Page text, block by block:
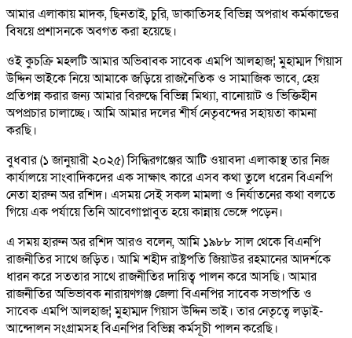
আমার এলাকায় মাদক, ছিনতাই, চুরি, ডাকাতিসহ বিভিন্ন অপরাধ কর্মকান্ডের
বিষয়ে প্রশাসনকে অবগত করা হয়েছে।
ওই কুচক্রি মহলটি আমার অভিবাবক সাবেক এমপি আলহাজ¦ মুহাম্মদ গিয়াস
উদ্দিন ভাইকে নিয়ে আমাকে জড়িয়ে রাজনৈতিক ও সামাজিক ভাবে, হেয়
প্রতিপন্ন করার জন্য আমার বিরুদ্ধে বিভিন্ন মিথ্যা, বানোয়াট ও ভিক্তিহীন
অপপ্রচার চালাচ্ছে। আমি আমার দলের শীর্ষ নেতৃবন্দের সহায়তা কামনা
করছি।
বুধবার (১ জানুয়ারী ২০২৫) সিদ্ধিরগঞ্জের আটি ওয়াবদা এলাকাস্থ তার নিজ
কার্যালয়ে সাংবাদিকদের এক সাক্ষাৎ কারে এসব কথা তুলে ধরেন বিএনপি
নেতা হারুন অর রশিদ। এসময় সেই সকল মামলা ও নির্যাতনের কথা বলতে
গিয়ে এক পর্যায়ে তিনি আবেগাপ্লাবুত হয়ে কান্নায় ভেঙ্গে পড়েন।
এ সময় হারুন অর রশিদ আরও বলেন, আমি ১৯৮৮ সাল থেকে বিএনপি
রাজনীতির সাথে জড়িত। আমি শহীদ রাষ্ট্রপতি জিয়াউর রহমানের আদর্শকে
ধারন করে সততার সাথে রাজনীতির দায়িত্ব পালন করে আসছি। আমার
রাজনীতির অভিভাবক নারায়ণগঞ্জ জেলা বিএনপির সাবেক সভাপতি ও
সাবেক এমপি আলহাজ¦ মুহাম্মদ গিয়াস উদ্দিন ভাই। তার নেতৃত্বে লড়াই-
আন্দোলন সংগ্রামসহ বিএনপির বিভিন্ন কর্মসূচী পালন করেছি।